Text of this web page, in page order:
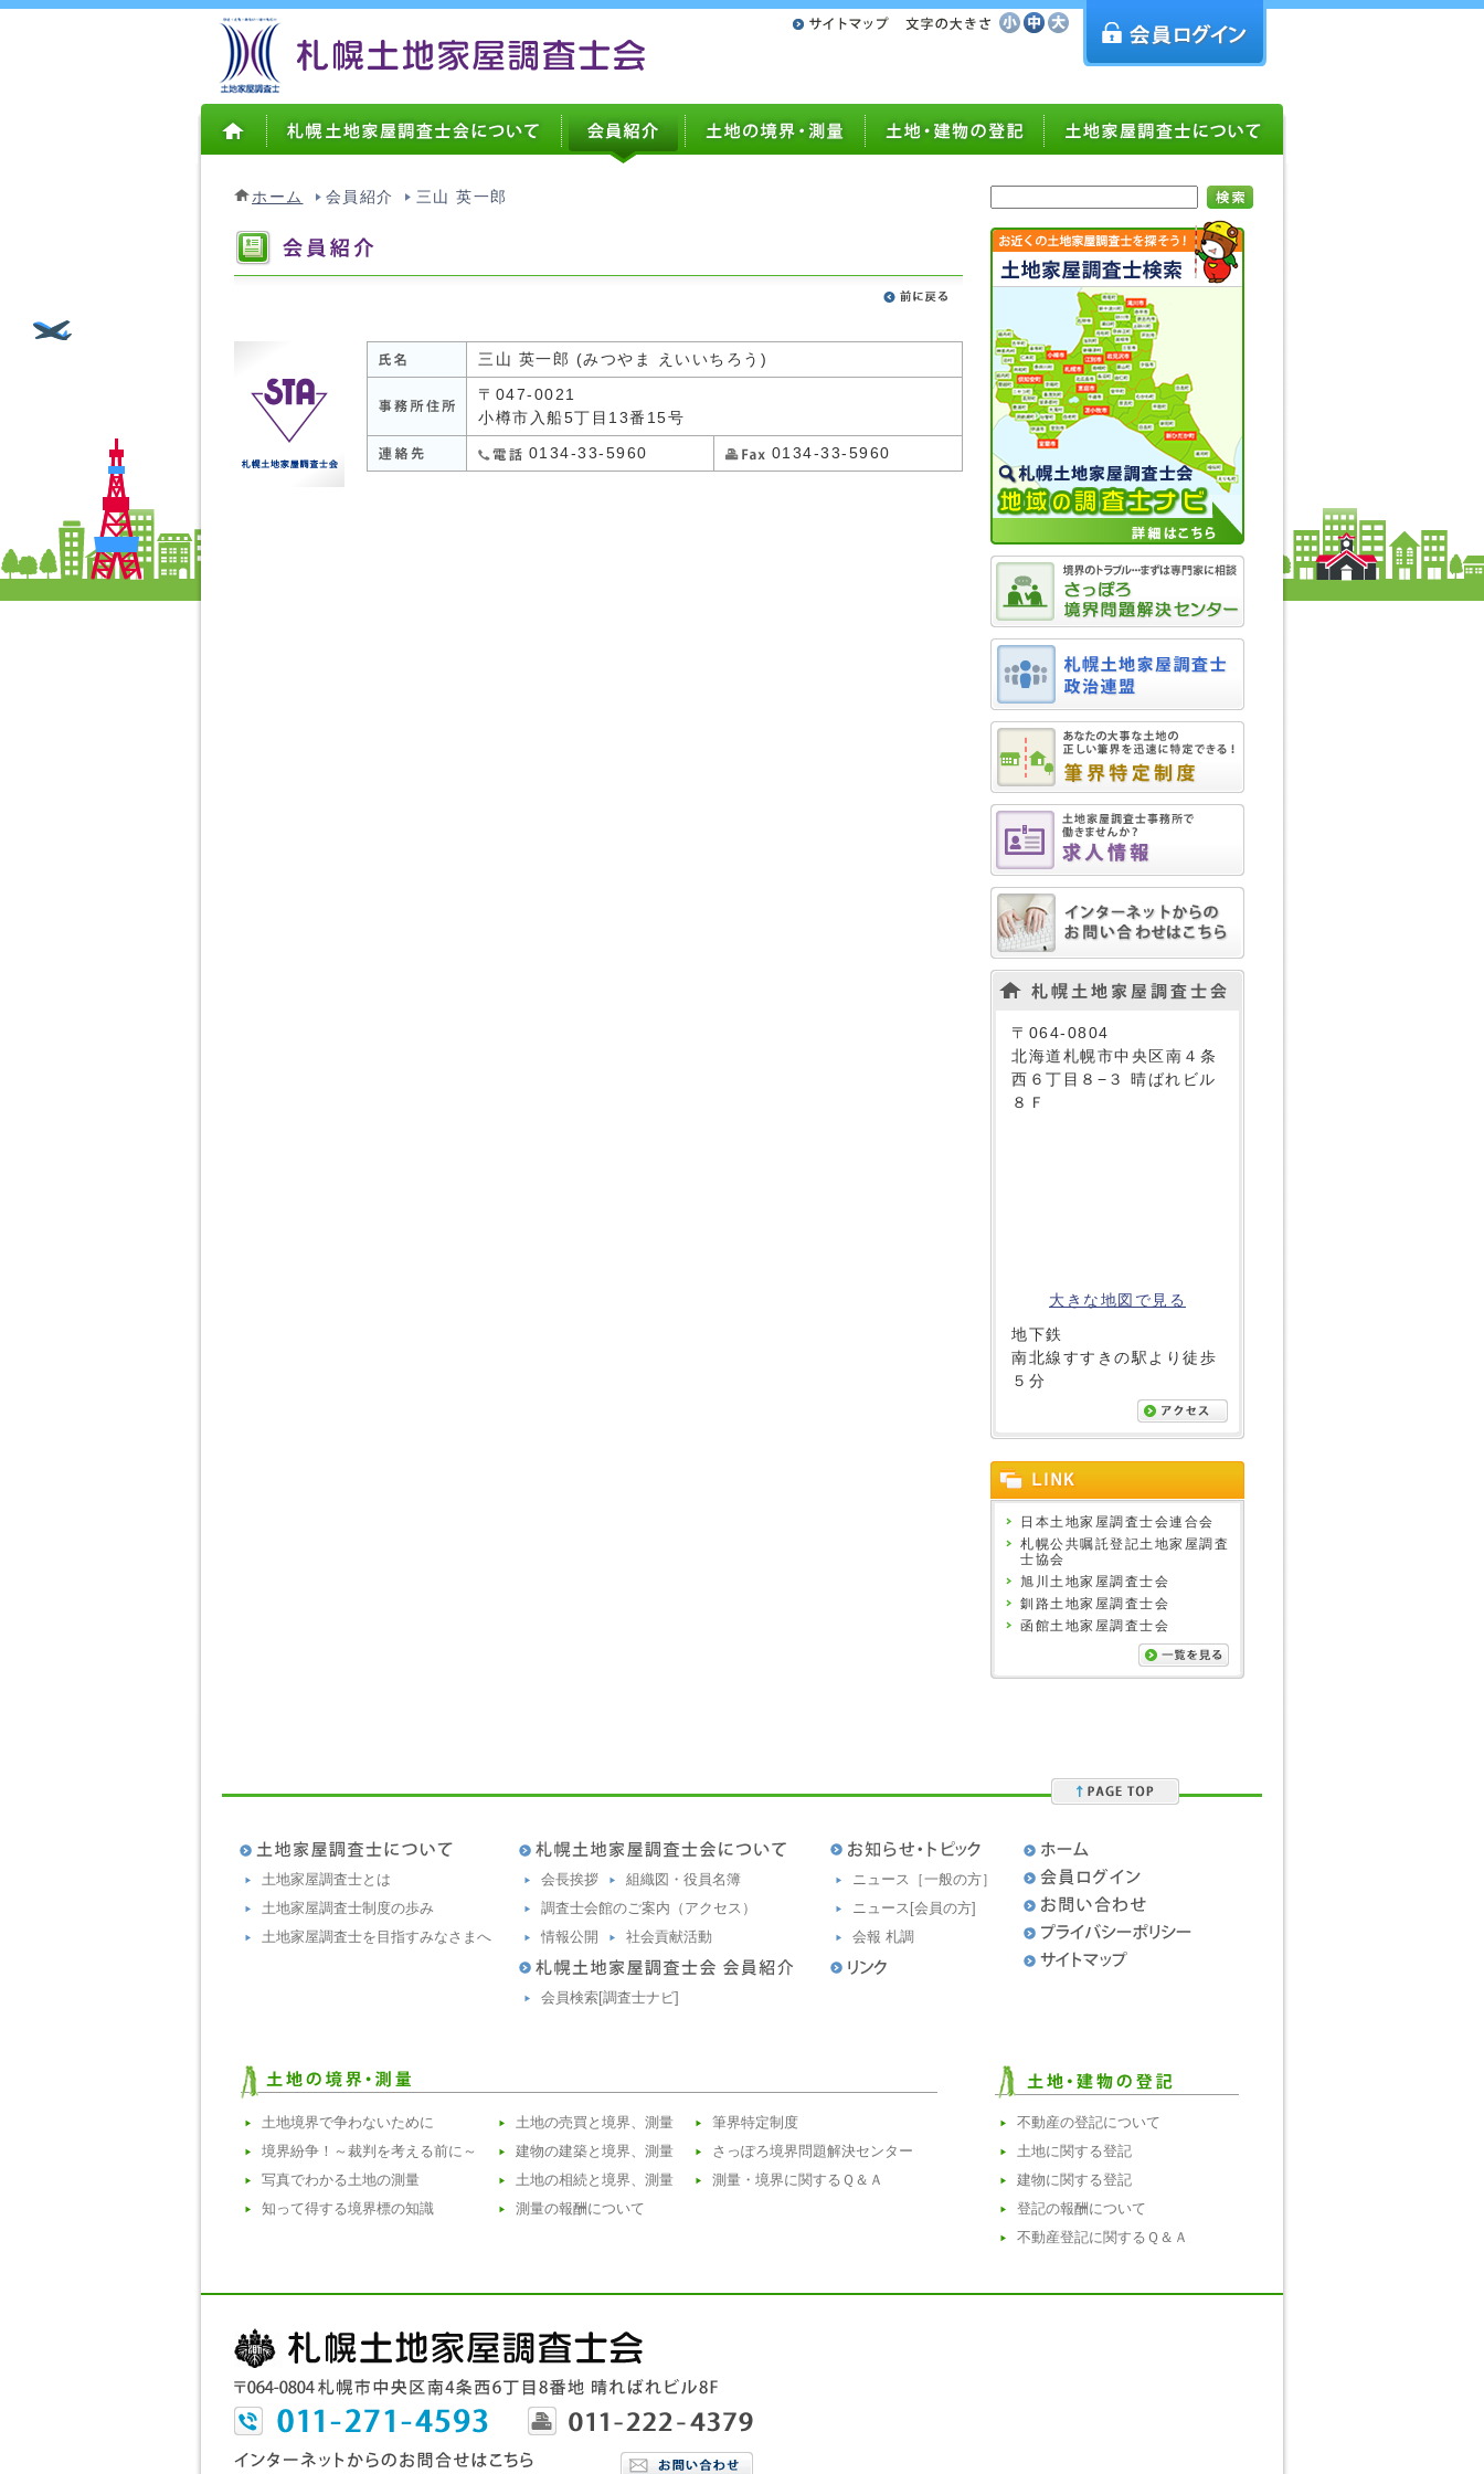
ホーム 会員紹介 三山 英一郎
三山 英一郎 (みつやま えいいちろう)
〒047-0021
小樽市入船5丁目13番15号
0134-33-5960
0134-33-5960
〒064-0804
北海道札幌市中央区南４条
西６丁目８−３ 晴ばれビル
８Ｆ
大きな地図で見る
地下鉄
南北線すすきの駅より徒歩
５分
日本土地家屋調査士会連合会
札幌公共嘱託登記土地家屋調査
士協会
旭川土地家屋調査士会
釧路土地家屋調査士会
函館土地家屋調査士会
土地家屋調査士とは
土地家屋調査士制度の歩み
土地家屋調査士を目指すみなさまへ
会長挨拶
組織図・役員名簿
調査士会館のご案内（アクセス）
情報公開
社会貢献活動
会員検索[調査士ナビ]
ニュース［一般の方］
ニュース[会員の方]
会報 札調
土地境界で争わないために
境界紛争！～裁判を考える前に～
写真でわかる土地の測量
知って得する境界標の知識
土地の売買と境界、測量
建物の建築と境界、測量
土地の相続と境界、測量
測量の報酬について
筆界特定制度
さっぽろ境界問題解決センター
測量・境界に関するＱ＆Ａ
不動産の登記について
土地に関する登記
建物に関する登記
登記の報酬について
不動産登記に関するＱ＆Ａ